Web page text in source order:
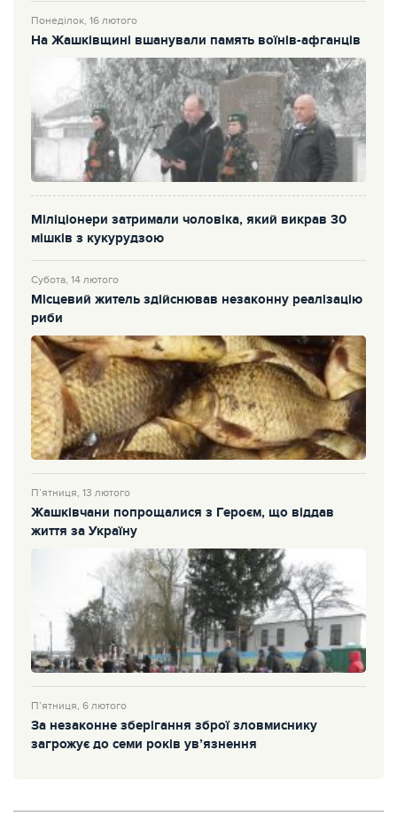
Понеділок, 16 лютого
На Жашківщині вшанували память воїнів-афганців
Міліціонери затримали чоловіка, який викрав 30
мішків з кукурудзою
Субота, 14 лютого
Місцевий житель здійснював незаконну реалізацію
риби
П’ятниця, 13 лютого
Жашківчани попрощалися з Героєм, що віддав
життя за Україну
П’ятниця, 6 лютого
За незаконне зберігання зброї зловмиснику
загрожує до семи років ув’язнення